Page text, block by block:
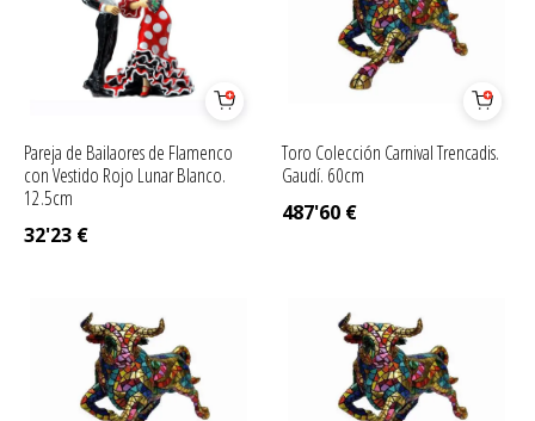
Pareja de Bailaores de Flamenco
con Vestido Rojo Lunar Blanco.
12.5cm
32'23 €
Toro Colección Carnival Trencadis.
Gaudí. 60cm
487'60 €